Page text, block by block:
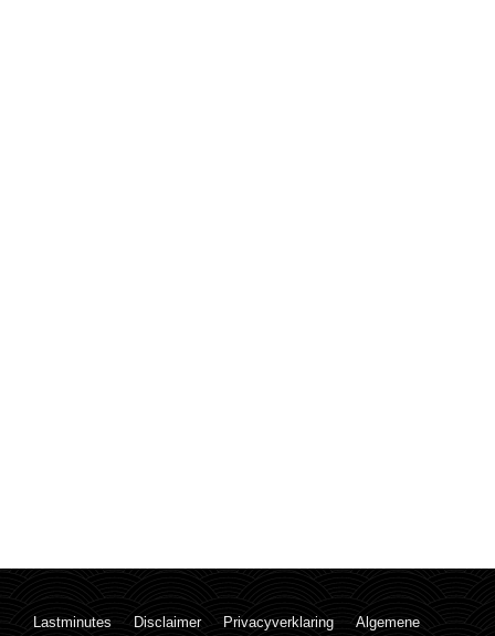
Lastminutes Disclaimer Privacyverklaring
Algemene